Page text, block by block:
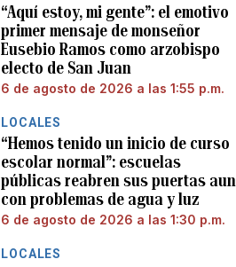
“Aquí estoy, mi gente”: el emotivo
primer mensaje de monseñor
Eusebio Ramos como arzobispo
electo de San Juan
6 de agosto de 2026 a las 1:55 p.m.
LOCALES
“Hemos tenido un inicio de curso
escolar normal”: escuelas
públicas reabren sus puertas aun
con problemas de agua y luz
6 de agosto de 2026 a las 1:30 p.m.
LOCALES